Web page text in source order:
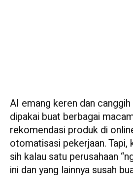
AI emang keren dan
dipakai buat berbagai
rekomendasi produk di
otomatisasi pekerjaan. Tapi,
sih kalau satu perusahaan
ini dan yang lainnya susah